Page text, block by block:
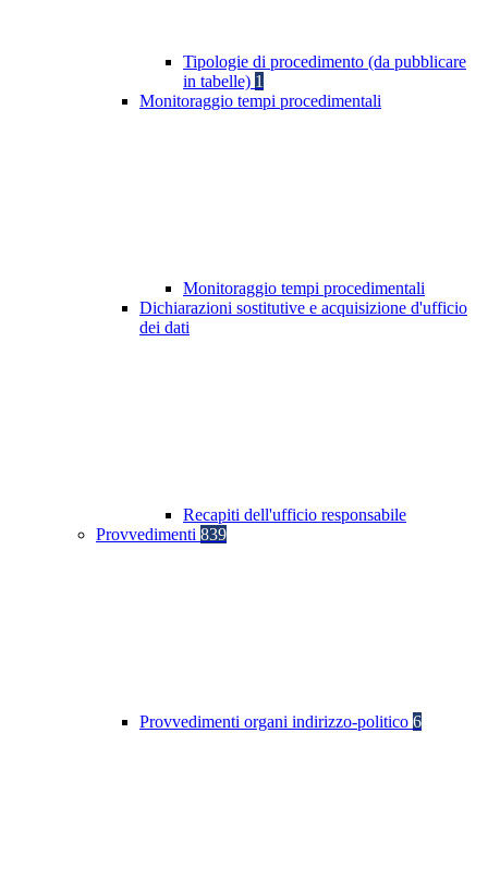
Tipologie di procedimento (da pubblicare
in tabelle) 1
Monitoraggio tempi procedimentali
Monitoraggio tempi procedimentali
Dichiarazioni sostitutive e acquisizione d'ufficio
dei dati
Recapiti dell'ufficio responsabile
Provvedimenti 839
Provvedimenti organi indirizzo-politico 6